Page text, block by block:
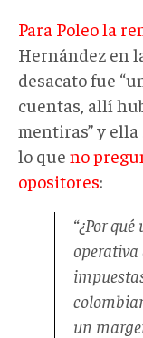
Para Poleo la
Hernández en
desacato fue
cuentas, allí
mentiras” y
lo que no
opositores:
“¿Por
un